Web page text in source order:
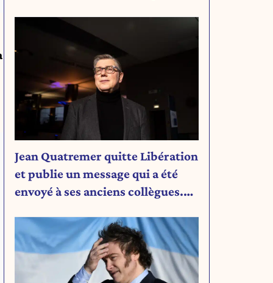
Jean Quatremer quitte Libération
et publie un message qui a été
envoyé à ses anciens collègues.